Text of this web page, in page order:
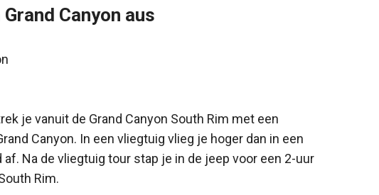
Canyon aus
je vanuit de Grand Canyon South Rim met een
Canyon. In een vliegtuig vlieg je hoger dan in een
Na de vliegtuig tour stap je in de jeep voor een 2-uur
Rim.